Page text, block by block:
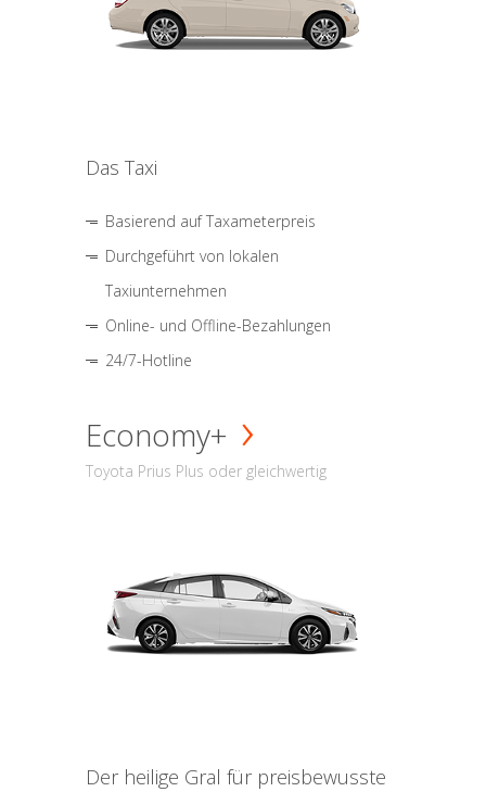
Das Taxi
Basierend auf Taxameterpreis
Durchgeführt von lokalen
Taxiunternehmen
Online- und Offline-Bezahlungen
24/7-Hotline
Economy+
Toyota Prius Plus oder gleichwertig
Der heilige Gral für preisbewusste